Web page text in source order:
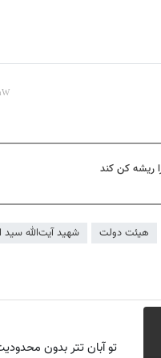
را ریشه کن کند
هیئت دولت شهید آیت‌الله سید
تو آبان تتر بدون